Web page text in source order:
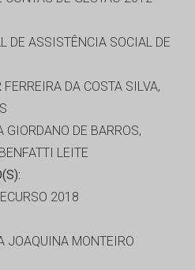
DE ASSISTÊNCIA SOCIAL DE
FERREIRA DA COSTA SILVA,
GIORDANO DE BARROS,
LEITE
2018
JOAQUINA MONTEIRO